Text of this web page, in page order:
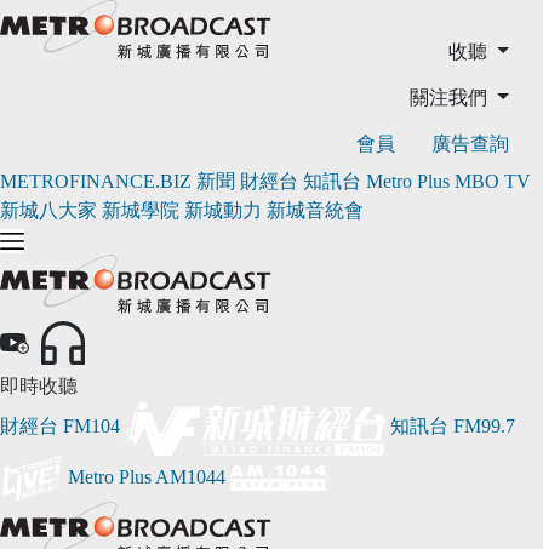
收聽
關注我們
會員
廣告查詢
METROFINANCE.BIZ 新聞 財經台 知訊台 Metro Plus MBO TV
新城八大家 新城學院 新城動力 新城音統會
即時收聽
財經台 FM104 知訊台 FM99.7
Metro Plus AM1044